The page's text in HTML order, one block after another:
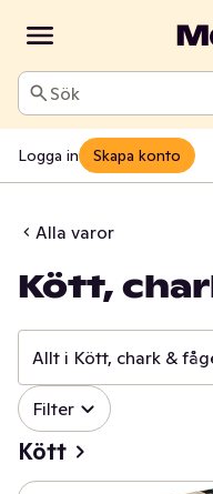
Sök
Logga in Skapa konto
Alla varor
Kött,
Allt i Kött, chark &
✓ Allt i Kött, chark &
✓ Kött
Filter
Kött